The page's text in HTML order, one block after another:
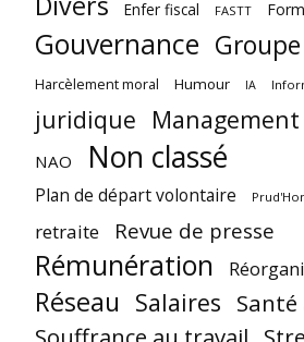
Enfer fiscal FASTT
Gouvernance Groupe
Harcèlement moral Humour IA
juridique Management
NAO Non classé
Plan de départ volontaire
retraite Revue de presse
Rémunération
Réseau Salaires